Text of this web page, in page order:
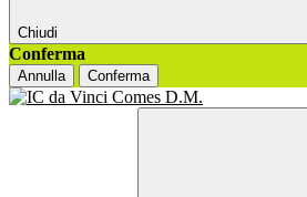
Chiudi
Conferma
Annulla Conferma